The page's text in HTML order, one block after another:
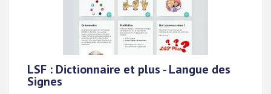
LSF : Dictionnaire et plus - Langue des
Signes